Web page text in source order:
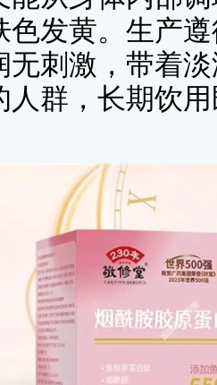
色发黄。生产
无刺激，带着
人群，长期饮